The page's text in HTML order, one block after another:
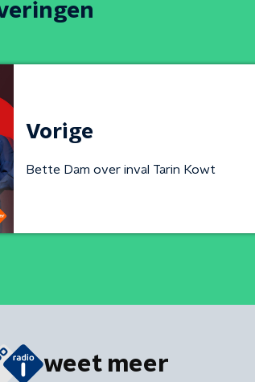
Vorige
Bette Dam over inval Tarin Kowt
weet meer